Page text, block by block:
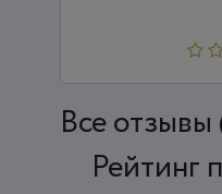
Все отзывы
Рейтинг